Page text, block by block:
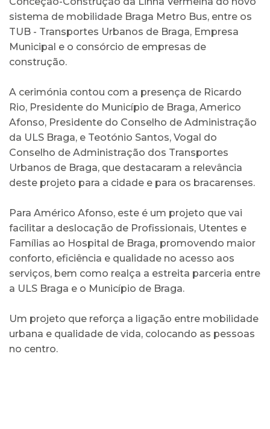
sistema de mobilidade Braga Metro Bus, entre os
TUB - Transportes Urbanos de Braga, Empresa
Municipal e o consórcio de empresas de
construção.
A cerimónia contou com a presença de Ricardo
Rio, Presidente do Município de Braga, Americo
Afonso, Presidente do Conselho de Administração
da ULS Braga, e Teotónio Santos, Vogal do
Conselho de Administração dos Transportes
Urbanos de Braga, que destacaram a relevância
deste projeto para a cidade e para os bracarenses.
Para Américo Afonso, este é um projeto que vai
facilitar a deslocação de Profissionais, Utentes e
Famílias ao Hospital de Braga, promovendo maior
conforto, eficiência e qualidade no acesso aos
serviços, bem como realça a estreita parceria entre
a ULS Braga e o Município de Braga.
Um projeto que reforça a ligação entre mobilidade
urbana e qualidade de vida, colocando as pessoas
no centro.